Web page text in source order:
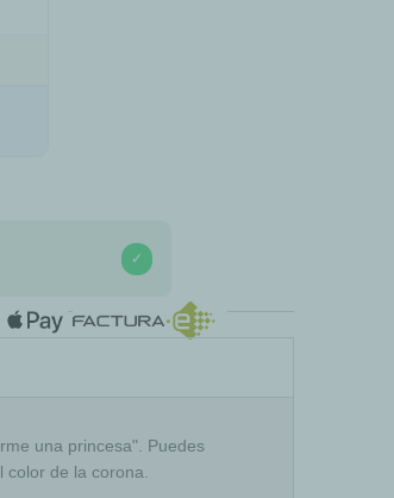
✓
una princesa". Puedes
de la corona.